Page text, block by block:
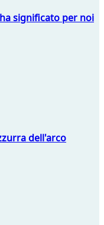
significato per noi
dell'arco